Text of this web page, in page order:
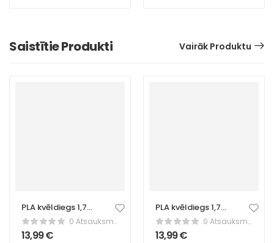
Saistītie Produkti Vairāk Produktu
PLA kvēldiegs 1,75
mm – 1 kg spole,
brūns
0 Atsauksmes
13,99€
PLA kvēldiegs 1,75
mm – 1 kg spole,
sarkans
0 Atsauksmes
13,99€